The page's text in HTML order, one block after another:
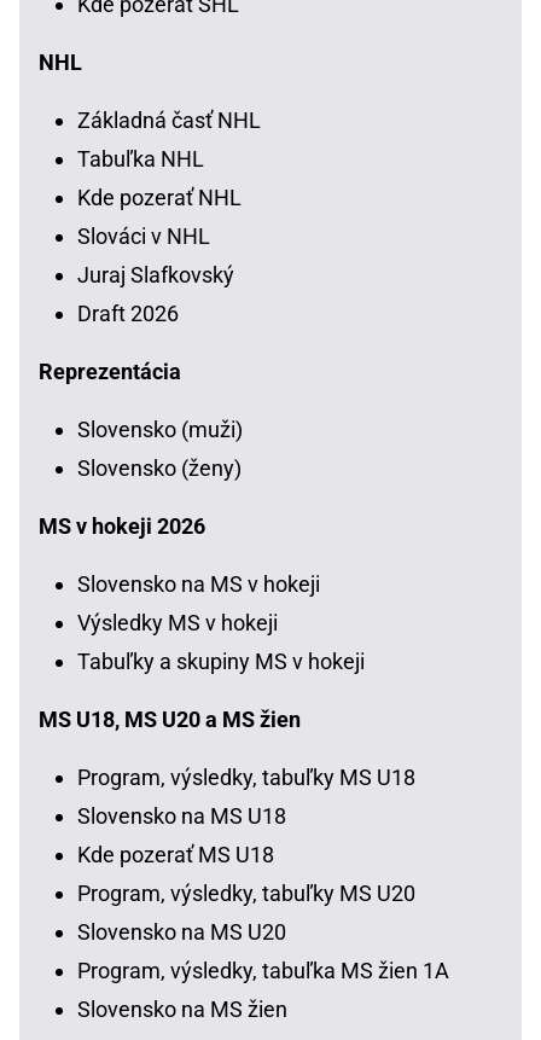
NHL
Základná časť NHL
Tabuľka NHL
Kde pozerať NHL
Slováci v NHL
Juraj Slafkovský
Draft 2026
Reprezentácia
Slovensko (muži)
Slovensko (ženy)
MS v hokeji 2026
Slovensko na MS v hokeji
Výsledky MS v hokeji
Tabuľky a skupiny MS v hokeji
MS U18, MS U20 a MS žien
Program, výsledky, tabuľky MS U18
Slovensko na MS U18
Kde pozerať MS U18
Program, výsledky, tabuľky MS U20
Slovensko na MS U20
Program, výsledky, tabuľka MS žien 1A
Slovensko na MS žien